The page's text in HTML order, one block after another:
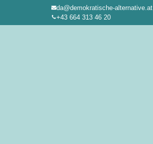
da@demokratische-alternative.at
+43 664 313 46 20